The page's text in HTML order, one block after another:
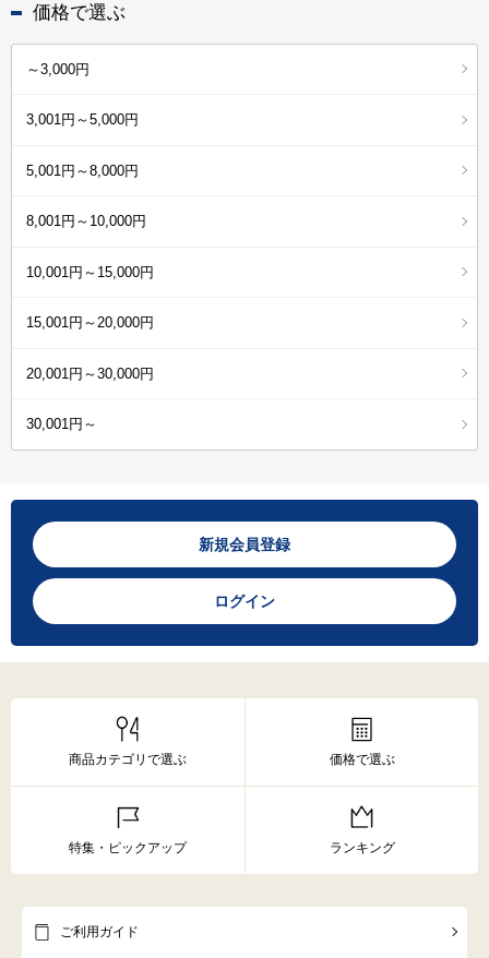
価格で選ぶ
～3,000円
3,001円～5,000円
5,001円～8,000円
8,001円～10,000円
10,001円～15,000円
15,001円～20,000円
20,001円～30,000円
30,001円～
新規会員登録
ログイン
商品カテゴリで選ぶ 価格で選ぶ
特集・ピックアップ ランキング
ご利用ガイド